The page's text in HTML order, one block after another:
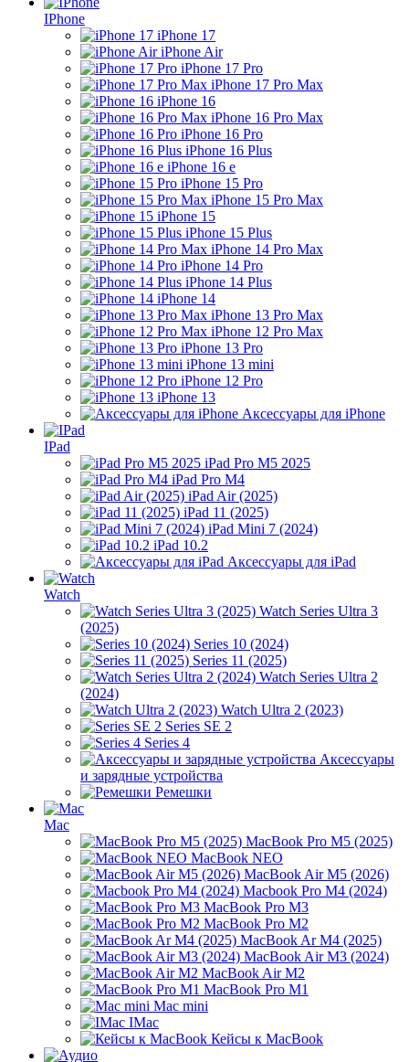
IPhone
iPhone 17
iPhone Air
iPhone 17 Pro
iPhone 17 Pro Max
iPhone 16
iPhone 16 Pro Max
iPhone 16 Pro
iPhone 16 Plus
iPhone 16 e
iPhone 15 Pro
iPhone 15 Pro Max
iPhone 15
iPhone 15 Plus
iPhone 14 Pro Max
iPhone 14 Pro
iPhone 14 Plus
iPhone 14
iPhone 13 Pro Max
iPhone 12 Pro Max
iPhone 13 Pro
iPhone 13 mini
iPhone 12 Pro
iPhone 13
Аксессуары для iPhone
IPad
iPad Pro M5 2025
iPad Pro M4
iPad Air (2025)
iPad 11 (2025)
iPad Mini 7 (2024)
iPad 10.2
Аксессуары для iPad
Watch
Watch Series Ultra 3
(2025)
Series 10 (2024)
Series 11 (2025)
Watch Series Ultra 2
(2024)
Watch Ultra 2 (2023)
Series SE 2
Series 4
Аксессуары
и зарядные устройства
Ремешки
Mac
MacBook Pro M5 (2025)
MacBook NEO
MacBook Air M5 (2026)
Macbook Pro M4 (2024)
MacBook Pro M3
MacBook Pro M2
MacBook Ar M4 (2025)
MacBook Air M3 (2024)
MacBook Air M2
MacBook Pro M1
Mac mini
IMac
Кейсы к MacBook